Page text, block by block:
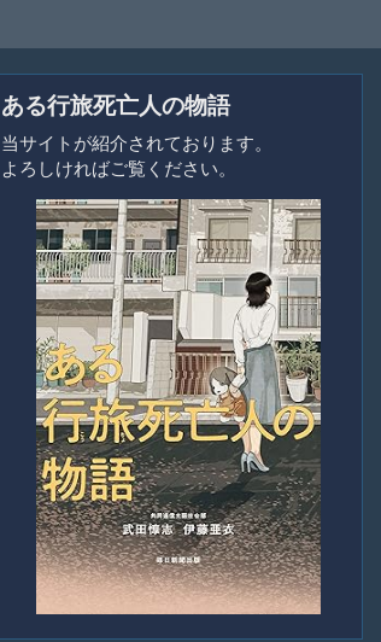
ある行旅死亡人の物語
当サイトが紹介されております。
よろしければご覧ください。